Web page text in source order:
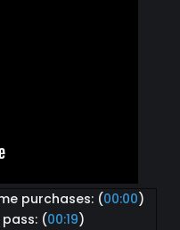
purchases: (00:00)
(00:19)